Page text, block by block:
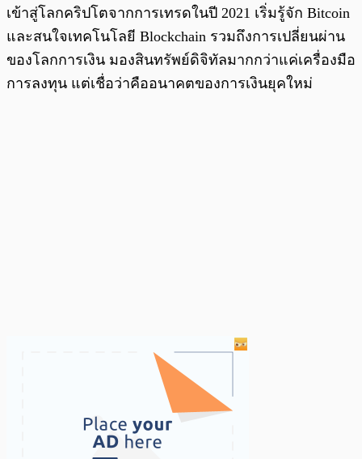
เข้าสู่โลกคริปโตจากการเทรดในปี 2021 เริ่มรู้จัก Bitcoin
และสนใจเทคโนโลยี Blockchain รวมถึงการเปลี่ยนผ่าน
ของโลกการเงิน มองสินทรัพย์ดิจิทัลมากกว่าแค่เครื่องมือ
การลงทุน แต่เชื่อว่าคืออนาคตของการเงินยุคใหม่